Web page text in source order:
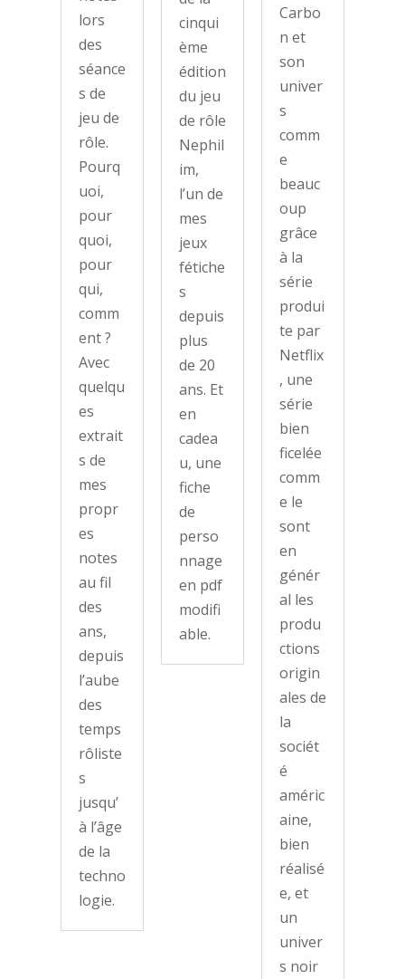
lors
des
séance
s de
jeu de
rôle.
Pourq
uoi,
pour
quoi,
pour
qui,
comm
ent ?
Avec
quelqu
es
extrait
s de
mes
propr
es
notes
au fil
des
ans,
depuis
l’aube
des
temps
rôliste
s
jusqu’
à l’âge
de la
techno
logie.
cinqui
ème
édition
du jeu
de rôle
Nephil
im,
l’un de
mes
jeux
fétiche
s
depuis
plus
de 20
ans. Et
en
cadea
u, une
fiche
de
perso
nnage
en pdf
modifi
able.
Carbo
n et
son
univer
s
comm
e
beauc
oup
grâce
à la
série
produi
te par
Netflix
, une
série
bien
ficelée
comm
e le
sont
en
génér
al les
produ
ctions
origin
ales de
la
sociét
é
améric
aine,
bien
réalisé
e, et
un
univer
s noir